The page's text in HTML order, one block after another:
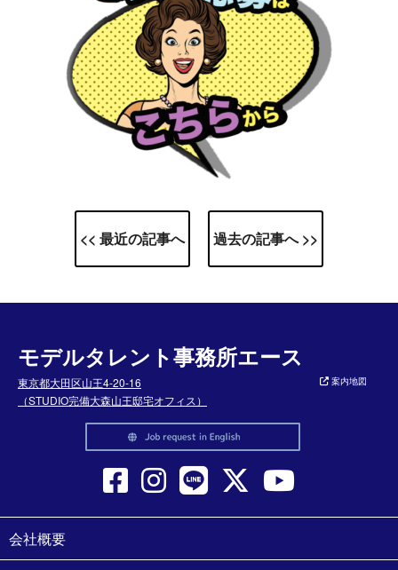
<< 最近の記事へ 過去の記事へ >>
モデルタレント事務所エース
東京都大田区山王4-20-16
（STUDIO完備大森山王邸宅オフィス）
案内地図
会社概要